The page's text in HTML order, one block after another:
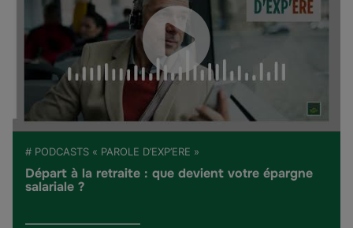
# PODCASTS « PAROLE D’EXP’ERE »
Départ à la retraite : que devient votre épargne
salariale ?